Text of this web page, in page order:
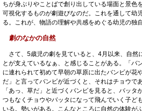
ちが身ぶりやことばで創り出している場面と景色
可視化するものが劇遊びなのだ。これを通して幼
る。これが、物語の理解や共感をめぐる幼児の独
劇のなかの自然
さて、5歳児の劇を見ていると、4月以来、自然
とが支えているなぁ、と感じることがある。「バ
に連れられて初めて早朝の草原に出たバンビが花
だ」と言ってバンビが近づくと、それはチョウで
「あっ、草だ」と近づくバンビを見ると、バッタ
つもなくチョウやバッタになって飛んでいく子ど
いる。勢いがある。こんなところに自然の体験が